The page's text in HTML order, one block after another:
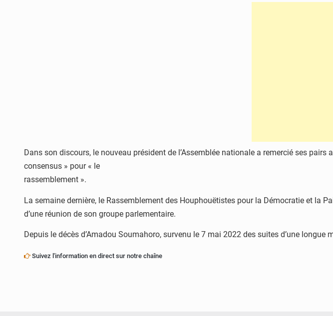
Dans son discours, le nouveau président de l’Assemblée nationale a remercié ses
consensus » pour « le
rassemblement ».
La semaine dernière, le Rassemblement des Houphouëtistes pour la Démocratie et la
d’une réunion de son groupe parlementaire.
Depuis le décès d’Amadou Soumahoro, survenu le 7 mai 2022 des suites d’une
Suivez l'information en direct sur notre chaîne